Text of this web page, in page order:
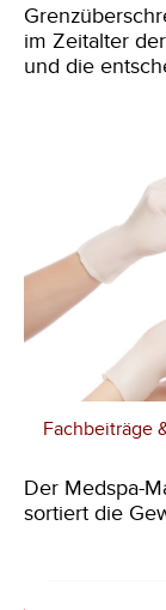
im Zeitalter
und die
Fachbeiträge
Der Medspa-
sortiert die